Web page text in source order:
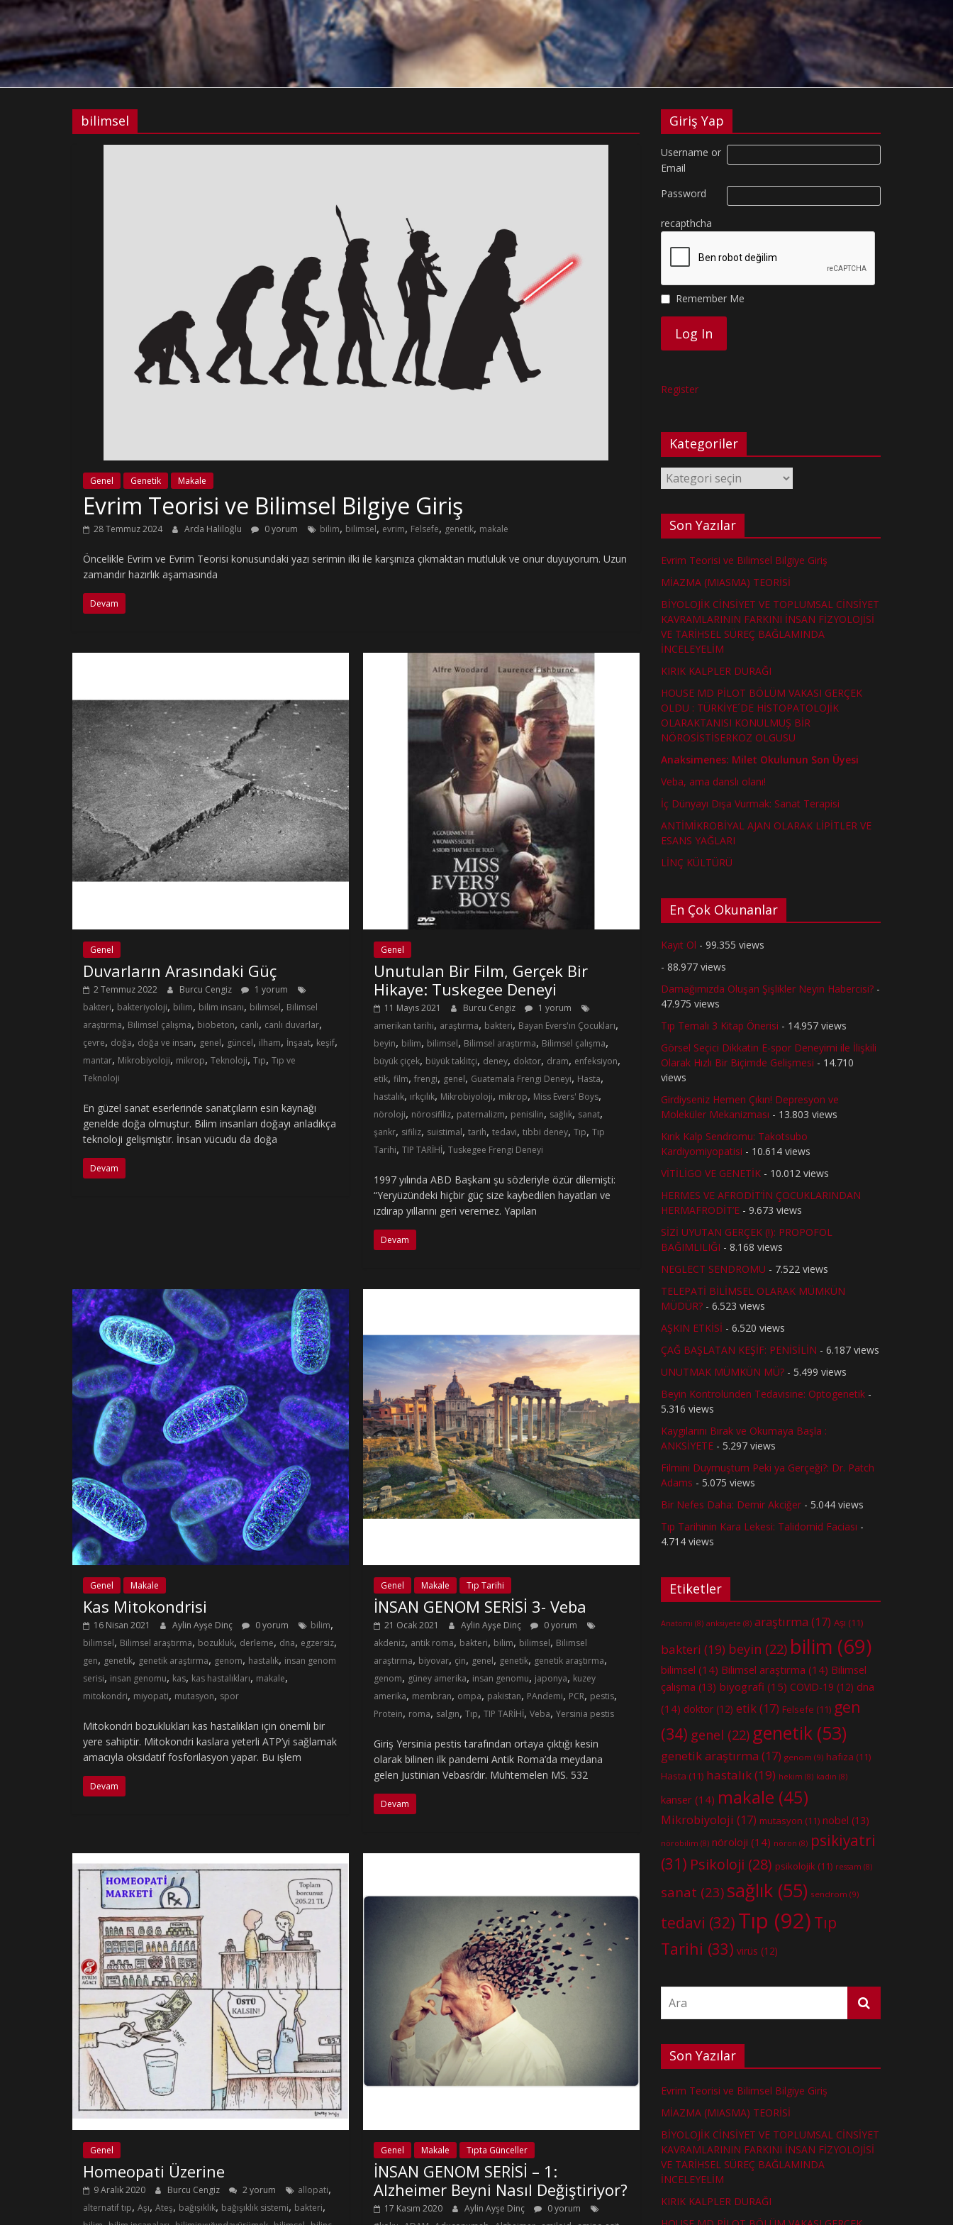
bilimsel
Genel Genetik Makale
Evrim Teorisi ve Bilimsel Bilgiye Giriş
28 Temmuz 2024 Arda Haliloğlu 0 yorum bilim, bilimsel, evrim, Felsefe, genetik, makale
Öncelikle Evrim ve Evrim Teorisi konusundaki yazı serimin ilki ile karşınıza çıkmaktan mutluluk ve onur duyuyorum. Uzun
zamandır hazırlık aşamasında
Devam
Genel
Duvarların Arasındaki Güç
2 Temmuz 2022 Burcu Cengiz
1 yorum
bakteri, bakteriyoloji, bilim, bilim insanı, bilimsel, Bilimsel
araştırma, Bilimsel çalışma, biobeton, canlı, canlı duvarlar,
çevre, doğa, doğa ve insan, genel, güncel, ilham, İnşaat, keşif,
mantar, Mikrobiyoloji, mikrop, Teknoloji, Tıp, Tıp ve
Teknoloji
En güzel sanat eserlerinde sanatçıların esin kaynağı
genelde doğa olmuştur. Bilim insanları doğayı anladıkça
teknoloji gelişmiştir. İnsan vücudu da doğa
Devam
Genel
Unutulan Bir Film, Gerçek Bir
Hikaye: Tuskegee Deneyi
11 Mayıs 2021 Burcu Cengiz
1 yorum
amerikan tarihi, araştırma, bakteri, Bayan Evers'ın Çocukları,
beyin, bilim, bilimsel, Bilimsel araştırma, Bilimsel çalışma,
büyük çiçek, büyük taklitçi, deney, doktor, dram, enfeksiyon,
etik,film,frengi, genel, Guatemala Frengi Deneyi, Hasta,
hastalık, ırkçılık, Mikrobiyoloji, mikrop, Miss Evers' Boys,
nöroloji, nörosifiliz, paternalizm, penisilin, sağlık, sanat,
şankr, sifiliz, suistimal,tarih,tedavi,tıbbi deney,Tıp,Tıp
Tarihi,TIP TARİHİ,Tuskegee Frengi Deneyi
1997 yılında ABD Başkanı şu sözleriyle özür dilemişti:
“Yeryüzündeki hiçbir güç size kaybedilen hayatları ve
ızdırap yıllarını geri veremez. Yapılan
Devam
Genel Makale
Kas Mitokondrisi
16 Nisan 2021 Aylin Ayşe Dinç 0 yorum bilim,
bilimsel, Bilimsel araştırma, bozukluk, derleme, dna, egzersiz,
gen, genetik, genetik araştırma, genom, hastalık, insan genom
serisi, insan genomu, kas, kas hastalıkları, makale,
mitokondri, miyopati, mutasyon, spor
Mitokondri bozuklukları kas hastalıkları için önemli bir
yere sahiptir. Mitokondri kaslara yeterli ATP’yi sağlamak
amacıyla oksidatif fosforilasyon yapar. Bu işlem
Devam
Genel Makale Tıp Tarihi
İNSAN GENOM SERİSİ 3- Veba
21 Ocak 2021 Aylin Ayşe Dinç
0 yorum
akdeniz, antik roma, bakteri, bilim, bilimsel, Bilimsel
araştırma, biyovar, çin, genel, genetik, genetik araştırma,
genom, güney amerika, insan genomu, japonya, kuzey
amerika, membran, ompa, pakistan, PAndemi, PCR, pestis,
Protein, roma, salgın,Tıp,TIP TARİHİ,Veba,Yersinia pestis
Giriş Yersinia pestis tarafından ortaya çıktığı kesin
olarak bilinen ilk pandemi Antik Roma’da meydana
gelen Justinian Vebası’dır. Muhtemelen MS. 532
Devam
Genel
Homeopati Üzerine
9 Aralık 2020 Burcu Cengiz 2 yorum allopati,
alternatif tıp, Aşı, Ateş, bağışıklık, bağışıklık sistemi, bakteri,
Genel Makale Tıpta Günceller
İNSAN GENOM SERİSİ – 1:
Alzheimer Beyni Nasıl Değiştiriyor?
17 Kasım 2020 Aylin Ayşe Dinç
0 yorum
Giriş Yap
Username or
Email
Password
recapthcha
Remember Me
Register
Kategoriler
Kategoriler
Son Yazılar
Evrim Teorisi ve Bilimsel Bilgiye Giriş
MİAZMA (MIASMA) TEORİSİ
BİYOLOJİK CİNSİYET VE TOPLUMSAL CİNSİYET
KAVRAMLARININ FARKINI İNSAN FİZYOLOJİSİ
VE TARİHSEL SÜREÇ BAĞLAMINDA
İNCELEYELİM
KIRIK KALPLER DURAĞI
HOUSE MD PİLOT BÖLÜM VAKASI GERÇEK
OLDU : TÜRKİYE´DE HİSTOPATOLOJİK
OLARAKTANISI KONULMUŞ BİR
NÖROSİSTİSERKOZ OLGUSU
Anaksimenes: Milet Okulunun Son Üyesi
Veba, ama danslı olanı!
İç Dünyayı Dışa Vurmak: Sanat Terapisi
ANTİMİKROBİYAL AJAN OLARAK LİPİTLER VE
ESANS YAĞLARI
LİNÇ KÜLTÜRÜ
En Çok Okunanlar
Kayıt Ol - 99.355 views
- 88.977 views
Damağımızda Oluşan Şişlikler Neyin Habercisi? -
47.975 views
Tıp Temalı 3 Kitap Önerisi - 14.957 views
Görsel Seçici Dikkatin E-spor Deneyimi ile İlişkili
Olarak Hızlı Bir Biçimde Gelişmesi - 14.710
views
Girdiyseniz Hemen Çıkın! Depresyon ve
Moleküler Mekanizması - 13.803 views
Kırık Kalp Sendromu: Takotsubo
Kardiyomiyopatisi - 10.614 views
VİTİLİGO VE GENETİK - 10.012 views
HERMES VE AFRODİT’İN ÇOCUKLARINDAN
HERMAFRODİT’E - 9.673 views
SİZİ UYUTAN GERÇEK (!): PROPOFOL
BAĞIMLILIĞI - 8.168 views
NEGLECT SENDROMU - 7.522 views
TELEPATİ BİLİMSEL OLARAK MÜMKÜN
MÜDÜR? - 6.523 views
AŞKIN ETKİSİ - 6.520 views
ÇAĞ BAŞLATAN KEŞİF: PENİSİLİN - 6.187 views
UNUTMAK MÜMKÜN MÜ? - 5.499 views
Beyin Kontrolünden Tedavisine: Optogenetik -
5.316 views
Kaygılarını Bırak ve Okumaya Başla :
ANKSİYETE - 5.297 views
Filmini Duymuştum Peki ya Gerçeği?: Dr. Patch
Adams - 5.075 views
Bir Nefes Daha: Demir Akciğer - 5.044 views
Tıp Tarihinin Kara Lekesi: Talidomid Faciası -
4.714 views
Etiketler
Anatomi (8) anksiyete (8) araştırma (17) Aşı (11)
bakteri (19) beyin (22) bilim (69)
bilimsel (14) Bilimsel araştırma (14) Bilimsel
çalışma (13) biyografi (15) COVID-19 (12) dna
(14) doktor (12) etik(17) Felsefe (11) gen
(34) genel (22) genetik (53)
genetik araştırma (17) genom (9) hafıza (11)
Hasta (11) hastalık(19) hekim (8) kadın (8)
kanser (14) makale (45)
Mikrobiyoloji (17) mutasyon (11) nobel (13)
nörobilim (8) nöroloji (14) nöron (8) psikiyatri
(31) Psikoloji (28) psikolojik (11) ressam (8)
sanat (23) sağlık (55) sendrom (9)
tedavi (32) Tıp (92) Tıp
Tarihi (33) virüs (12)
Son Yazılar
Evrim Teorisi ve Bilimsel Bilgiye Giriş
MİAZMA (MIASMA) TEORİSİ
BİYOLOJİK CİNSİYET VE TOPLUMSAL CİNSİYET
KAVRAMLARININ FARKINI İNSAN FİZYOLOJİSİ
VE TARİHSEL SÜREÇ BAĞLAMINDA
İNCELEYELİM
KIRIK KALPLER DURAĞI